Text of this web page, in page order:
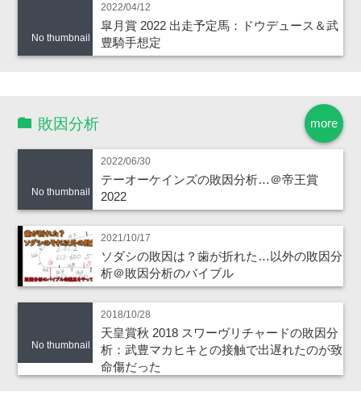
No thumbnail
2022/04/12
皐月賞 2022 出走予定馬：ドウデュース＆武
豊騎手想定
more
敗因分析
No thumbnail
2022/06/30
テーオーケインズの敗因分析…＠帝王賞
2022
2021/10/17
ソダシの敗因は？歯が折れた…以外の敗因分
析＠敗因分析のバイブル
No thumbnail
2018/10/28
天皇賞秋 2018 スワーヴリチャードの敗因分
析：武豊マカヒキとの接触で出遅れたのが致
命傷だった